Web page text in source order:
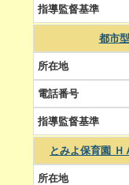
都市
とみよ保育園 Ｈ